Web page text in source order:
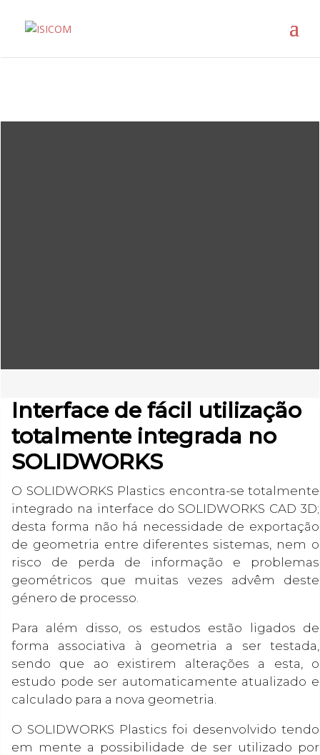
Interface de fácil utilização
totalmente integrada no
SOLIDWORKS
O SOLIDWORKS Plastics encontra-se totalmente
integrado na interface do SOLIDWORKS CAD 3D;
desta forma não há necessidade de exportação
de geometria entre diferentes sistemas, nem o
risco de perda de informação e problemas
geométricos que muitas vezes advêm deste
género de processo.
Para além disso, os estudos estão ligados de
forma associativa à geometria a ser testada,
sendo que ao existirem alterações a esta, o
estudo pode ser automaticamente atualizado e
calculado para a nova geometria.
O SOLIDWORKS Plastics foi desenvolvido tendo
em mente a possibilidade de ser utilizado por